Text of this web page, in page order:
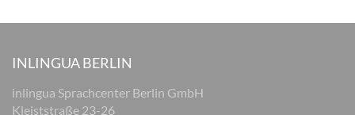
INLINGUA BERLIN
inlingua Sprachcenter Berlin GmbH
Kleiststraße 23-26